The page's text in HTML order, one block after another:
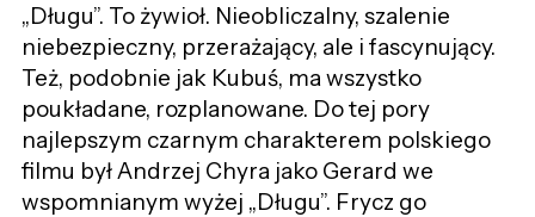
„Długu”. To żywioł. Nieobliczalny, szalenie
niebezpieczny, przerażający, ale i fascynujący.
Też, podobnie jak Kubuś, ma wszystko
poukładane, rozplanowane. Do tej pory
najlepszym czarnym charakterem polskiego
filmu był Andrzej Chyra jako Gerard we
wspomnianym wyżej „Długu”. Frycz go